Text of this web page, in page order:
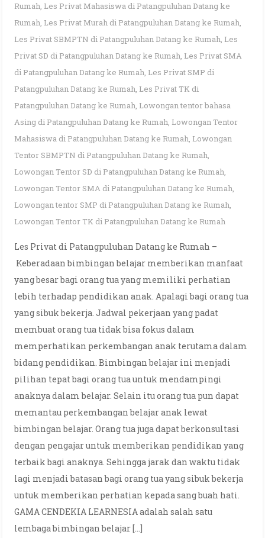
Rumah, Les Privat Mahasiswa di Patangpuluhan Datang ke
Rumah, Les Privat Murah di Patangpuluhan Datang ke Rumah,
Les Privat SBMPTN di Patangpuluhan Datang ke Rumah, Les
Privat SD di Patangpuluhan Datang ke Rumah, Les Privat SMA
di Patangpuluhan Datang ke Rumah, Les Privat SMP di
Patangpuluhan Datang ke Rumah, Les Privat TK di
Patangpuluhan Datang ke Rumah, Lowongan tentor bahasa
Asing di Patangpuluhan Datang ke Rumah, Lowongan Tentor
Mahasiswa di Patangpuluhan Datang ke Rumah, Lowongan
Tentor SBMPTN di Patangpuluhan Datang ke Rumah,
Lowongan Tentor SD di Patangpuluhan Datang ke Rumah,
Lowongan Tentor SMA di Patangpuluhan Datang ke Rumah,
Lowongan tentor SMP di Patangpuluhan Datang ke Rumah,
Lowongan Tentor TK di Patangpuluhan Datang ke Rumah
Les Privat di Patangpuluhan Datang ke Rumah –
Keberadaan bimbingan belajar memberikan manfaat
yang besar bagi orang tua yang memiliki perhatian
lebih terhadap pendidikan anak. Apalagi bagi orang tua
yang sibuk bekerja. Jadwal pekerjaan yang padat
membuat orang tua tidak bisa fokus dalam
memperhatikan perkembangan anak terutama dalam
bidang pendidikan. Bimbingan belajar ini menjadi
pilihan tepat bagi orang tua untuk mendampingi
anaknya dalam belajar. Selain itu orang tua pun dapat
memantau perkembangan belajar anak lewat
bimbingan belajar. Orang tua juga dapat berkonsultasi
dengan pengajar untuk memberikan pendidikan yang
terbaik bagi anaknya. Sehingga jarak dan waktu tidak
lagi menjadi batasan bagi orang tua yang sibuk bekerja
untuk memberikan perhatian kepada sang buah hati.
GAMA CENDEKIA LEARNESIA adalah salah satu
lembaga bimbingan belajar […]